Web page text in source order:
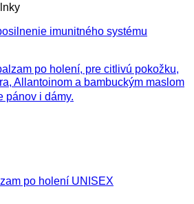
imunitného systému
po holení UNISEX